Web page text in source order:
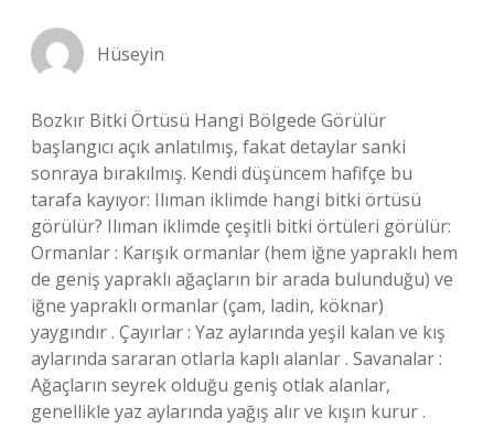
Hüseyin
Bozkır Bitki Örtüsü Hangi Bölgede Görülür
başlangıcı açık anlatılmış, fakat detaylar sanki
sonraya bırakılmış. Kendi düşüncem hafifçe bu
tarafa kayıyor: Ilıman iklimde hangi bitki örtüsü
görülür? Ilıman iklimde çeşitli bitki örtüleri görülür:
Ormanlar : Karışık ormanlar (hem iğne yapraklı hem
de geniş yapraklı ağaçların bir arada bulunduğu) ve
iğne yapraklı ormanlar (çam, ladin, köknar)
yaygındır . Çayırlar : Yaz aylarında yeşil kalan ve kış
aylarında sararan otlarla kaplı alanlar . Savanalar :
Ağaçların seyrek olduğu geniş otlak alanlar,
genellikle yaz aylarında yağış alır ve kışın kurur .